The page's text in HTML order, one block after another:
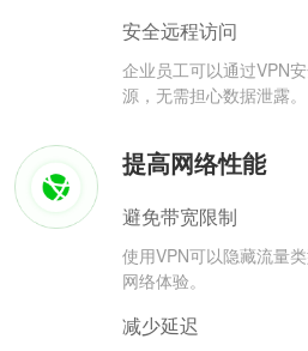
安全远程访问
企业员工可以通过VPN
源，无需担心数据泄露。
提高网络性能
避免带宽限制
使用VPN可以隐藏流量
网络体验。
减少延迟